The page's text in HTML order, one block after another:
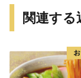
かることがあ
ただきます。
※お礼の品の
関連す